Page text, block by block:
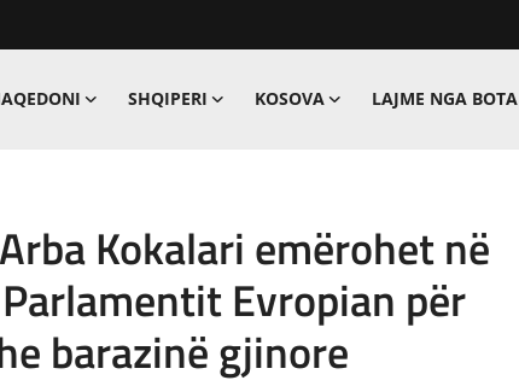
SHQIPERI KOSOVA LAJME NGA BOTA
Kokalari emërohet në
Evropian për
barazinë gjinore